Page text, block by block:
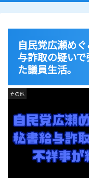
自民党広瀬め
与詐取の疑い
た議員生活。
その他